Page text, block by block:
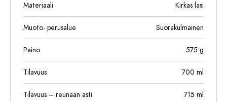
Materiaali Kirkas lasi
Muoto- perusalue Suorakulmainen
Paino 575 g
Tilavuus 700 ml
Tilavuus – reunaan asti 715 ml